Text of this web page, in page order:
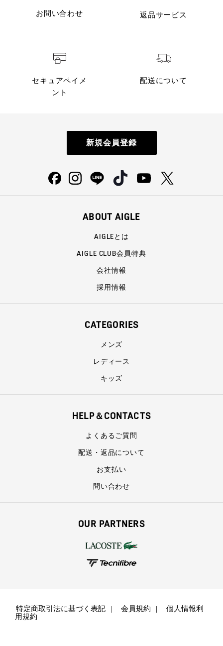
お問い合わせ 返品サービス
セキュアペイメ
ント
配送について
新規会員登録
ABOUT AIGLE
AIGLEとは
AIGLE CLUB会員特典
会社情報
採用情報
CATEGORIES
メンズ
レディース
キッズ
HELP＆CONTACTS
よくあるご質問
配送・返品について
お支払い
問い合わせ
OUR PARTNERS
特定商取引法に基づく表記 会員規約
個人情報利
用規約